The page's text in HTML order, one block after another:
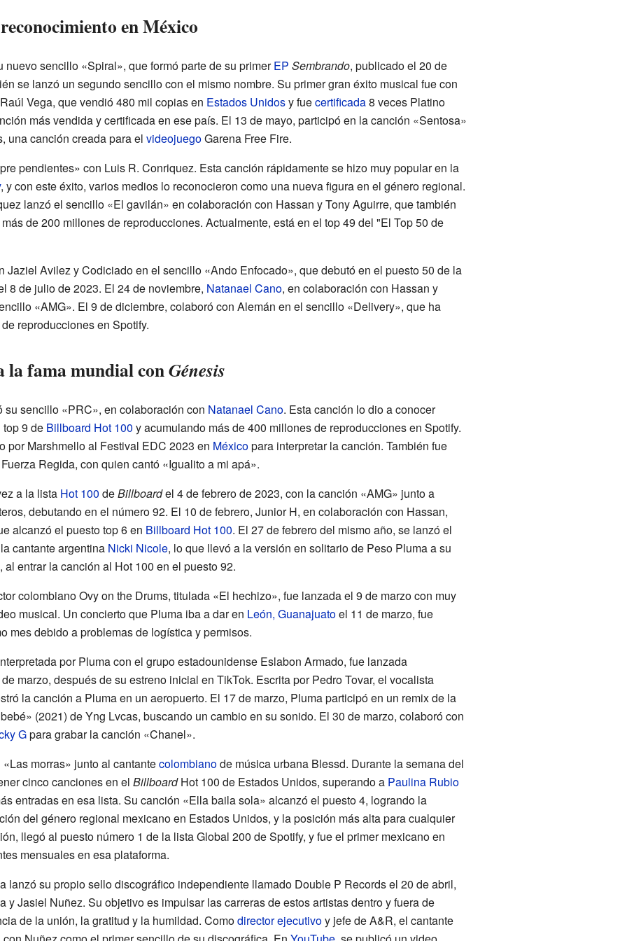
en México
sencillo «Spiral», que formó parte de su primerEP Sembrando, publicado el 20 de
se lanzó un segundo sencillo con el mismo nombre. Su primer gran éxito musical fue con
Vega, que vendió 480 mil copias en Estados Unidosy fuecertificada8 veces Platino
más vendida y certificada en ese país. El 13 de mayo, participó en la canción «Sentosa»
una canción creada para el videojuegoGarena Free Fire.
pendientes» con Luis R. Conriquez. Esta canción rápidamente se hizo muy popular en la
, y con este éxito, varios medios lo reconocieron como una nueva figura en el género regional.
lanzó el sencillo «El gavilán» en colaboración con Hassan y Tony Aguirre, que también
de 200 millones de reproducciones. Actualmente, está en el top 49 del "El Top 50 de
Jaziel Avilez y Codiciado en el sencillo «Ando Enfocado», que debutó en el puesto 50 de la
8 de julio de 2023. El 24 de noviembre, Natanael Cano, en colaboración con Hassan y
«AMG». El 9 de diciembre, colaboró con Alemán en el sencillo «Delivery», que ha
reproducciones en Spotify.
la fama mundial conGénesis
sencillo «PRC», en colaboración con Natanael Cano. Esta canción lo dio a conocer
9 de Billboard Hot 100 y acumulando más de 400 millones de reproducciones en Spotify.
por Marshmello al Festival EDC 2023 en Méxicopara interpretar la canción. También fue
Regida, con quien cantó «Igualito a mi apá».
a la lista Hot 100 deBillboardel 4 de febrero de 2023, con la canción «AMG» junto a
debutando en el número 92. El 10 de febrero, Junior H, en colaboración con Hassan,
alcanzó el puesto top 6 en Billboard Hot 100. El 27 de febrero del mismo año, se lanzó el
cantante argentina Nicki Nicole, lo que llevó a la versión en solitario de Peso Pluma a su
entrar la canción al Hot 100 en el puesto 92.
colombiano Ovy on the Drums, titulada «El hechizo», fue lanzada el 9 de marzo con muy
musical. Un concierto que Pluma iba a dar en León, Guanajuatoel 11 de marzo, fue
mes debido a problemas de logística y permisos.
por Pluma con el grupo estadounidense Eslabon Armado, fue lanzada
marzo, después de su estreno inicial en TikTok. Escrita por Pedro Tovar, el vocalista
la canción a Pluma en un aeropuerto. El 17 de marzo, Pluma participó en un remix de la
(2021) de Yng Lvcas, buscando un cambio en su sonido. El 30 de marzo, colaboró con
Gpara grabar la canción «Chanel».
morras» junto al cantantecolombianode música urbana Blessd. Durante la semana del
cinco canciones en el BillboardHot 100 de Estados Unidos, superando a Paulina Rubio
entradas en esa lista. Su canción «Ella baila sola» alcanzó el puesto 4, logrando la
del género regional mexicano en Estados Unidos, y la posición más alta para cualquier
llegó al puesto número 1 de la lista Global 200 de Spotify, y fue el primer mexicano en
mensuales en esa plataforma.
lanzó su propio sello discográfico independiente llamado Double P Records el 20 de abril,
y Jasiel Nuñez. Su objetivo es impulsar las carreras de estos artistas dentro y fuera de
de la unión, la gratitud y la humildad. Comodirector ejecutivoy jefe de A&R, el cantante